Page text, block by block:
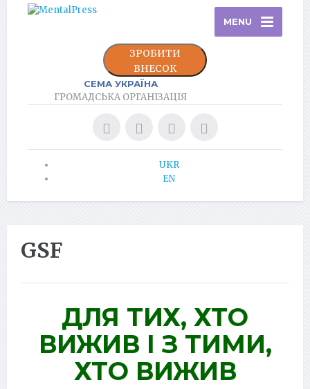
MENU
ЗРОБИТИ
ВНЕСОК
СЕМА УКРАЇНА
ГРОМАДСЬКА ОРГАНІЗАЦІЯ
UKR
EN
GSF
ДЛЯ ТИХ, ХТО
ВИЖИВ І З ТИМИ,
ХТО ВИЖИВ